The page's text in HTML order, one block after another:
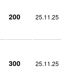
200 25.11.25
300 25.11.25